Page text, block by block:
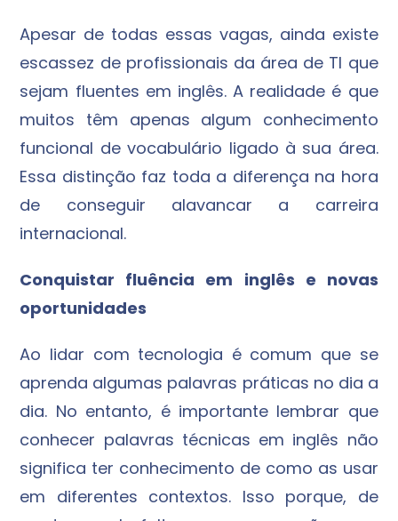
Apesar de todas essas vagas, ainda existe
escassez de profissionais da área de TI que
sejam fluentes em inglês. A realidade é que
muitos têm apenas algum conhecimento
funcional de vocabulário ligado à sua área.
Essa distinção faz toda a diferença na hora
de conseguir alavancar a carreira
internacional.
Conquistar fluência em inglês e novas
oportunidades
Ao lidar com tecnologia é comum que se
aprenda algumas palavras práticas no dia a
dia. No entanto, é importante lembrar que
conhecer palavras técnicas em inglês não
significa ter conhecimento de como as usar
em diferentes contextos. Isso porque, de